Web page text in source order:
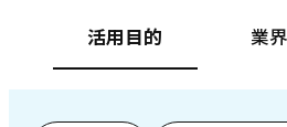
活用目的 業界